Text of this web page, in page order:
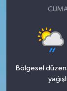
Bölgesel